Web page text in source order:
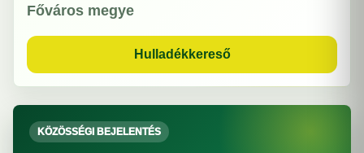
Főváros megye
Hulladékkereső
KÖZÖSSÉGI BEJELENTÉS